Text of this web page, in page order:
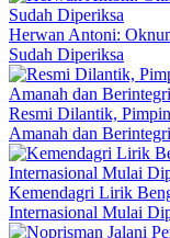
Herwan Antoni:
Sudah Diperiksa
Resmi Dilantik,
Amanah dan
Kemendagri Lirik
Internasional Mulai